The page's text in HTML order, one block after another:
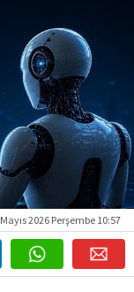
2026 Perşembe 10:57